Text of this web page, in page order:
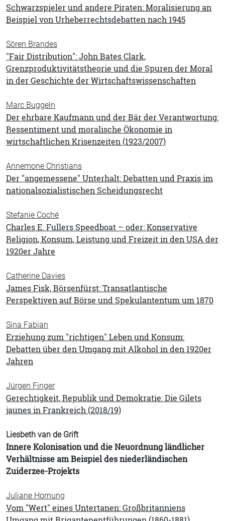
Schwarzspieler und andere Piraten: Moralisierung an
Beispiel von Urheberrechtsdebatten nach 1945
Sören Brandes
"Fair Distribution": John Bates Clark,
Grenzproduktivitätstheorie und die Spuren der Moral
in der Geschichte der Wirtschaftswissenschaften
Marc Buggeln
Der ehrbare Kaufmann und der Bär der Verantwortung:
Ressentiment und moralische Ökonomie in
wirtschaftlichen Krisenzeiten (1923/2007)
Annemone Christians
Der "angemessene" Unterhalt: Debatten und Praxis im
nationalsozialistischen Scheidungsrecht
Stefanie Coché
Charles E. Fullers Speedboat – oder: Konservative
Religion, Konsum, Leistung und Freizeit in den USA der
1920er Jahre
Catherine Davies
James Fisk, Börsenfürst: Transatlantische
Perspektiven auf Börse und Spekulantentum um 1870
Sina Fabian
Erziehung zum "richtigen" Leben und Konsum:
Debatten über den Umgang mit Alkohol in den 1920er
Jahren
Jürgen Finger
Gerechtigkeit, Republik und Demokratie: Die Gilets
jaunes in Frankreich (2018/19)
Liesbeth van de Grift
Innere Kolonisation und die Neuordnung ländlicher
Verhältnisse am Beispiel des niederländischen
Zuiderzee-Projekts
Juliane Hornung
Vom "Wert" eines Untertanen: Großbritanniens